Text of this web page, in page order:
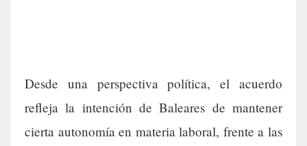
Desde una perspectiva política, el acuerdo
refleja la intención de Baleares de mantener
cierta autonomía en materia laboral, frente a las